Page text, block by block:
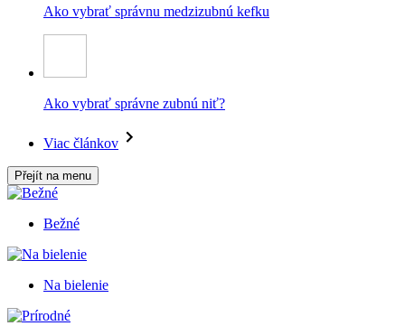
Ako vybrať správnu medzizubnú kefku
Ako vybrať správne zubnú niť?
Viac článkov
Přejít na menu
Bežné
Na bielenie